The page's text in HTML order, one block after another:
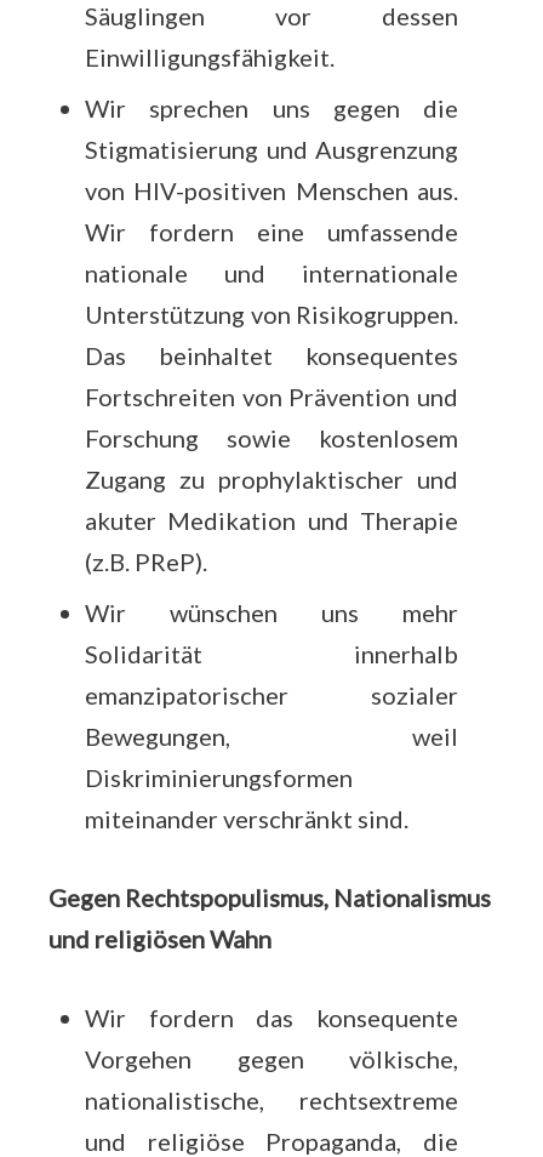
Säuglingen vor dessen
Einwilligungsfähigkeit.
Wir sprechen uns gegen die
Stigmatisierung und Ausgrenzung
von HIV-positiven Menschen aus.
Wir fordern eine umfassende
nationale und internationale
Unterstützung von Risikogruppen.
Das beinhaltet konsequentes
Fortschreiten von Prävention und
Forschung sowie kostenlosem
Zugang zu prophylaktischer und
akuter Medikation und Therapie
(z.B. PReP).
Wir wünschen uns mehr
Solidarität innerhalb
emanzipatorischer sozialer
Bewegungen, weil
Diskriminierungsformen
miteinander verschränkt sind.
Gegen Rechtspopulismus, Nationalismus
und religiösen Wahn
Wir fordern das konsequente
Vorgehen gegen völkische,
nationalistische, rechtsextreme
und religiöse Propaganda, die